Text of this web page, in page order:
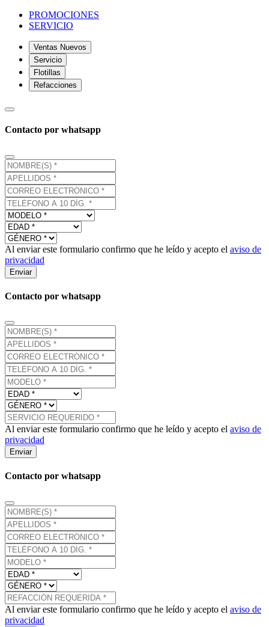
PROMOCIONES
SERVICIO
Ventas Nuevos
Servicio
Flotillas
Refacciones
Contacto por whatsapp
Al enviar este formulario confirmo que he leído y acepto el aviso de
privacidad
Enviar
Contacto por whatsapp
Al enviar este formulario confirmo que he leído y acepto el aviso de
privacidad
Enviar
Contacto por whatsapp
Al enviar este formulario confirmo que he leído y acepto el aviso de
privacidad